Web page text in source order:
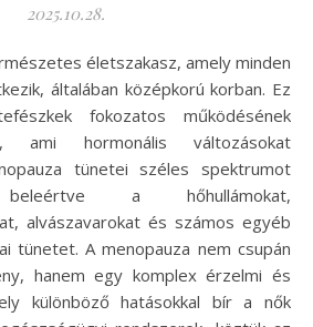
2025.10.28.
általában középkorú korban. Ez
fokozatos működésének
ami hormonális változásokat
tünetei széles spektrumot
a hőhullámokat,
alvászavarokat és számos egyéb
tünetet. A menopauza nem csupán
hanem egy komplex érzelmi és
különböző hatásokkal bír a nők